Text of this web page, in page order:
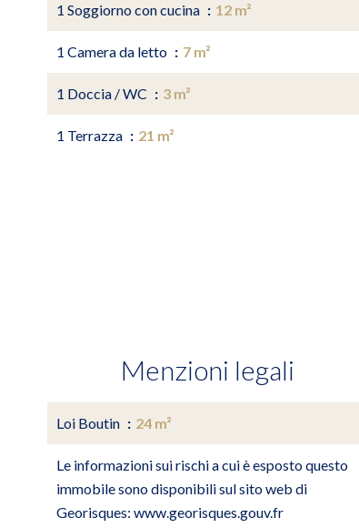
1 Soggiorno con cucina 12 m²
1 Camera da letto 7 m²
1 Doccia / WC 3 m²
1 Terrazza 21 m²
Menzioni legali
Loi Boutin 24 m²
Le informazioni sui rischi a cui è esposto questo
immobile sono disponibili sul sito web di
Georisques: www.georisques.gouv.fr